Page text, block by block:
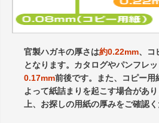
官製ハガキの厚さは約0.22mm、コ
となります。カタログやパンフレ
0.17mm前後です。また、コピー用
よって紙詰まりを起こす場合があ
上、お探しの用紙の厚みをご確認く